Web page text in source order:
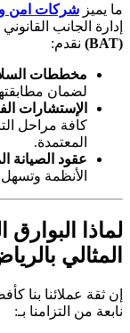
ما يميز شركات امن
إدارة الجانب
(BAT)
نقدم:
مخططات
لضمان
الإستشارات
كافة مراحل
المعتمدة.
عقود الصيانة
الأنظمة
المثالي
إن ثقة عملائنا بنا
نابعة من التزامنا بـ: